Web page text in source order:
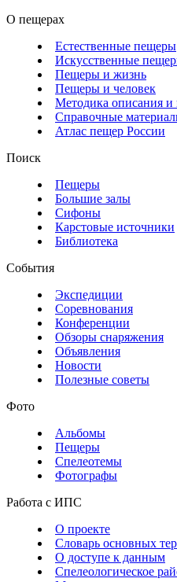
О пещерах
Естественные пещеры
Искусственные
Пещеры и жизнь
Пещеры и человек
Методика описания и
Справочные
Атлас пещер России
Поиск
Пещеры
Большие залы
Сифоны
Карстовые источники
Библиотека
События
Экспедиции
Соревнования
Конференции
Обзоры снаряжения
Объявления
Новости
Полезные советы
Фото
Альбомы
Пещеры
Спелеотемы
Фотографы
Работа с ИПС
О проекте
Словарь основных
О доступе к данным
Спелеологическое